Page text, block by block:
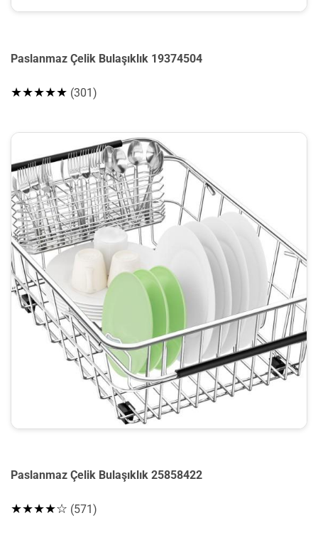
Paslanmaz Çelik Bulaşıklık 19374504
★★★★★ (301)
Paslanmaz Çelik Bulaşıklık 25858422
★★★★☆ (571)